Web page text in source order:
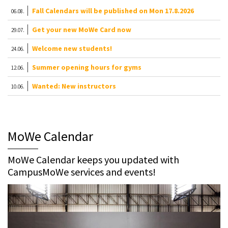
06.08. Fall Calendars will be published on Mon 17.8.2026
29.07. Get your new MoWe Card now
24.06. Welcome new students!
12.06. Summer opening hours for gyms
10.06. Wanted: New instructors
MoWe Calendar
MoWe Calendar keeps you updated with
CampusMoWe services and events!